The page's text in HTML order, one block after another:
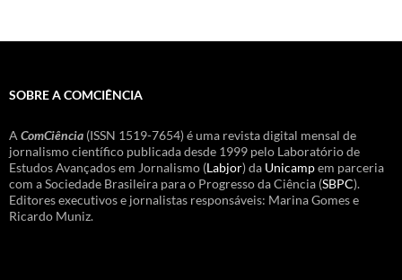
SOBRE A COMCIÊNCIA
A ComCiência (ISSN 1519-7654) é uma revista digital mensal de
jornalismo científico publicada desde 1999 pelo Laboratório de
Estudos Avançados em Jornalismo (Labjor) da Unicampem parceria
com a Sociedade Brasileira para o Progresso da Ciência (SBPC).
Editores executivos e jornalistas responsáveis: Marina Gomes e
Ricardo Muniz.